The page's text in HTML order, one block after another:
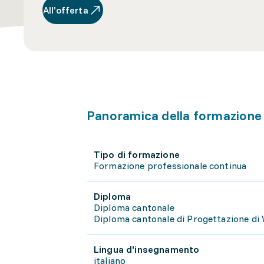
All’offerta
Panoramica della formazione
Tipo di formazione
Formazione professionale continua
Diploma
Diploma cantonale
Diploma cantonale di Progettazione di
Lingua d'insegnamento
italiano